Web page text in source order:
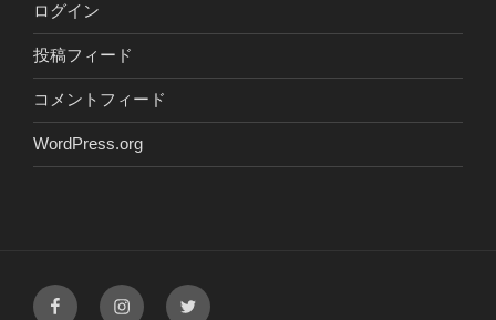
ログイン
投稿フィード
コメントフィード
WordPress.org
FacebookInstagramTwitter